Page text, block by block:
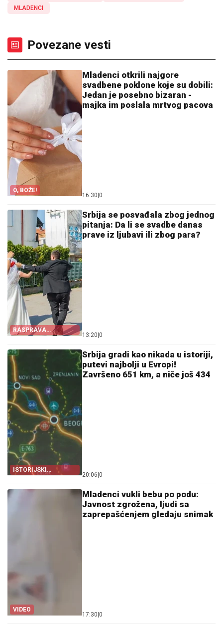
MLADENCI
Povezane vesti
O, BOŽE!
Mladenci otkrili najgore
svadbene poklone koje su dobili:
Jedan je posebno bizaran -
majka im poslala mrtvog pacova
16:30 0
RASPRAVA
PODELILA LJUDE
Srbija se posvađala zbog jednog
pitanja: Da li se svadbe danas
prave iz ljubavi ili zbog para?
13:20 0
ISTORIJSKI
GRAĐEVINSKI BUM
Srbija gradi kao nikada u istoriji,
putevi najbolji u Evropi!
Završeno 651 km, a niče još 434
20:06 0
VIDEO
Mladenci vukli bebu po podu:
Javnost zgrožena, ljudi sa
zaprepašćenjem gledaju snimak
17:30 0